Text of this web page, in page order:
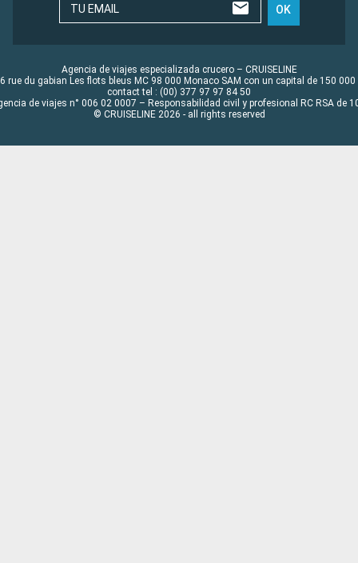
TU EMAIL OK
Agencia de viajes especializada crucero – CRUISELINE
rue du gabian Les flots bleus MC 98 000 Monaco SAM con un capital de 150 000
contact tel : (00) 377 97 97 84 50
de viajes n° 006 02 0007 – Responsabilidad civil y profesional RC RSA de
© CRUISELINE 2026 - all rights reserved